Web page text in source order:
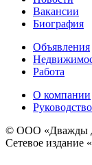
Вакансии
Биография
Объявления
Работа
О компании
Руководство
© ООО «Дважды
Сетевое издание